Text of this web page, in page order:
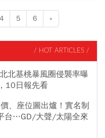
邦金盤中最高來到141.0元、
，元大金最高來到68.2元，
金融股一路強漲的底氣是什
4 5 6 »
/ HOT ARTICLES /
北基桃暴風圈侵襲率曝
10日報先看
、座位圖出爐！實名制
台…GD/大聲/太陽全來